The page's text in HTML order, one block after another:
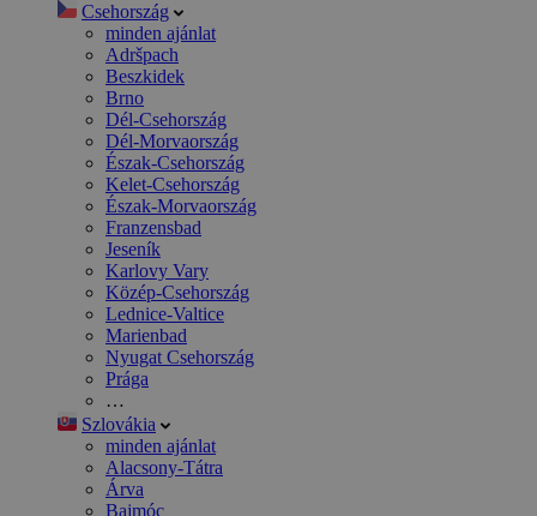
Csehország
minden ajánlat
Adršpach
Beszkidek
Brno
Dél-Csehország
Dél-Morvaország
Észak-Csehország
Kelet-Csehország
Észak-Morvaország
Franzensbad
Jeseník
Karlovy Vary
Közép-Csehország
Lednice-Valtice
Marienbad
Nyugat Csehország
Prága
…
Szlovákia
minden ajánlat
Alacsony-Tátra
Árva
Bajmóc